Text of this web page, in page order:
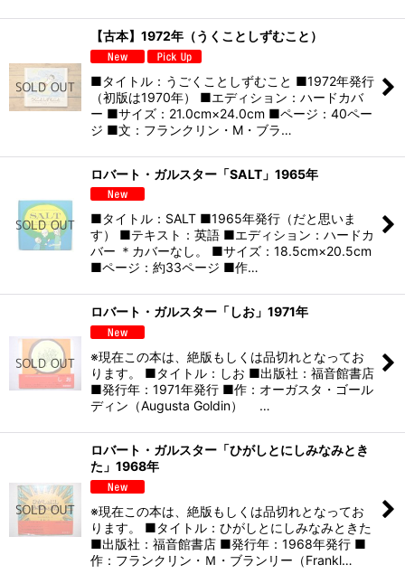
【古本】1972年（うくことしずむこと）
■タイトル：うごくことしずむこと ■1972年発行
（初版は1970年） ■エディション：ハードカバ
ー ■サイズ：21.0cm×24.0cm ■ページ：40ペー
ジ ■文：フランクリン・M・ブラ…
ロバート・ガルスター「SALT」1965年
■タイトル：SALT ■1965年発行（だと思いま
す） ■テキスト：英語 ■エディション：ハードカ
バー ＊カバーなし。 ■サイズ：18.5cm×20.5cm
■ページ：約33ページ ■作…
ロバート・ガルスター「しお」1971年
※現在この本は、絶版もしくは品切れとなってお
ります。 ■タイトル：しお ■出版社：福音館書店
■発行年：1971年発行 ■作：オーガスタ・ゴール
ディン（Augusta Goldin） …
ロバート・ガルスター「ひがしとにしみなみとき
た」1968年
※現在この本は、絶版もしくは品切れとなってお
ります。 ■タイトル：ひがしとにしみなみときた
■出版社：福音館書店 ■発行年：1968年発行 ■
作：フランクリン・Ｍ・ブランリー（Frankl…